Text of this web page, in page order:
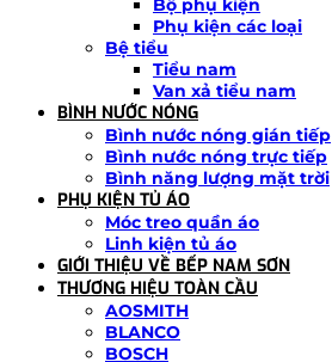
Bộ phụ kiện
Phụ kiện các loại
Bệ tiểu
Tiểu nam
Van xả tiểu nam
BÌNH NƯỚC NÓNG
Bình nước nóng gián tiếp
Bình nước nóng trực tiếp
Bình năng lượng mặt trời
PHỤ KIỆN TỦ ÁO
Móc treo quần áo
Linh kiện tủ áo
GIỚI THIỆU VỀ BẾP NAM SƠN
THƯƠNG HIỆU TOÀN CẦU
AOSMITH
BLANCO
BOSCH